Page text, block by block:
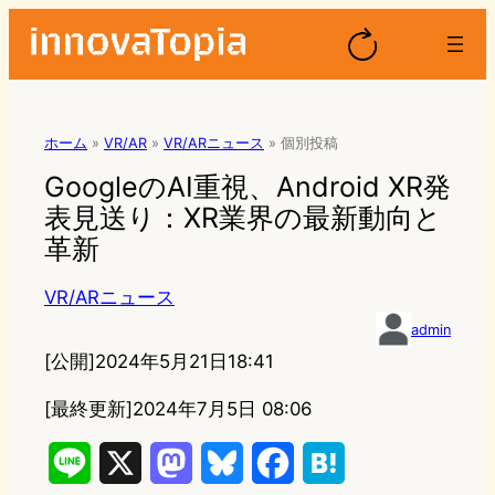
ホーム » VR/AR » VR/ARニュース » 個別投稿
GoogleのAI重視、Android XR発
表見送り：XR業界の最新動向と
革新
VR/ARニュース
admin
[公開]2024年5月21日18:41
[最終更新]2024年7月5日 08:06